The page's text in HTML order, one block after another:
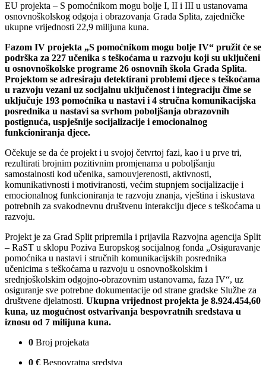
EU projekta – S pomoćnikom mogu bolje I, II i III u ustanovama
osnovnoškolskog odgoja i obrazovanja Grada Splita, zajedničke
ukupne vrijednosti 22,9 milijuna kuna.
Fazom IV projekta „S pomoćnikom mogu bolje IV“ pružit će se
podrška za 227 učenika s teškoćama u razvoju koji su uključeni
u osnovnoškolske programe 26 osnovnih škola Grada Splita.
Projektom se adresiraju detektirani problemi djece s teškoćama
u razvoju vezani uz socijalnu uključenost i integraciju čime se
uključuje 193 pomoćnika u nastavi i 4 stručna komunikacijska
posrednika u nastavi sa svrhom poboljšanja obrazovnih
postignuća, uspješnije socijalizacije i emocionalnog
funkcioniranja djece.
Očekuje se da će projekt i u svojoj četvrtoj fazi, kao i u prve tri,
rezultirati brojnim pozitivnim promjenama u poboljšanju
samostalnosti kod učenika, samouvjerenosti, aktivnosti,
komunikativnosti i motiviranosti, većim stupnjem socijalizacije i
emocionalnog funkcioniranja te razvoju znanja, vještina i iskustava
potrebnih za svakodnevnu društvenu interakciju djece s teškoćama u
razvoju.
Projekt je za Grad Split pripremila i prijavila Razvojna agencija Split
– RaST u sklopu Poziva Europskog socijalnog fonda „Osiguravanje
pomoćnika u nastavi i stručnih komunikacijskih posrednika
učenicima s teškoćama u razvoju u osnovnoškolskim i
srednjoškolskim odgojno-obrazovnim ustanovama, faza IV“, uz
osiguranje sve potrebne dokumentacije od strane gradske Službe za
društvene djelatnosti. Ukupna vrijednost projekta je 8.924.454,60
kuna, uz mogućnost ostvarivanja bespovratnih sredstava u
iznosu od 7 milijuna kuna.
0 Broj projekata
0 € Bespovratna sredstva